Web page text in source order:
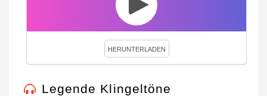
HERUNTERLADEN
Legende Klingeltöne